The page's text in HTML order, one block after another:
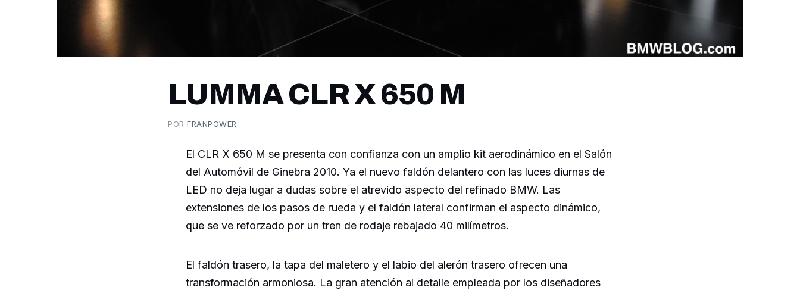
LUMMA CLR X 650 M
PORFRANPOWER
El CLR X 650 M se presenta con confianza con un amplio kit aerodinámico en el Salón
del Automóvil de Ginebra 2010. Ya el nuevo faldón delantero con las luces diurnas de
LED no deja lugar a dudas sobre el atrevido aspecto del refinado BMW. Las
extensiones de los pasos de rueda y el faldón lateral confirman el aspecto dinámico,
que se ve reforzado por un tren de rodaje rebajado 40 milímetros.
El faldón trasero, la tapa del maletero y el labio del alerón trasero ofrecen una
transformación armoniosa. La gran atención al detalle empleada por los diseñadores